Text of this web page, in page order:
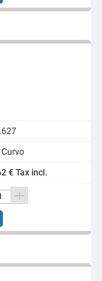
€ Tax incl.